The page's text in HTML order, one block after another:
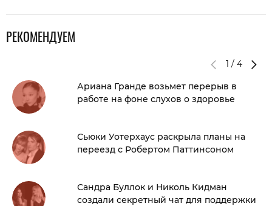
РЕКОМЕНДУЕМ
1 / 4
Ариана Гранде возьмет перерыв в
работе на фоне слухов о здоровье
Сьюки Уотерхаус раскрыла планы на
переезд с Робертом Паттинсоном
Сандра Буллок и Николь Кидман
создали секретный чат для поддержки